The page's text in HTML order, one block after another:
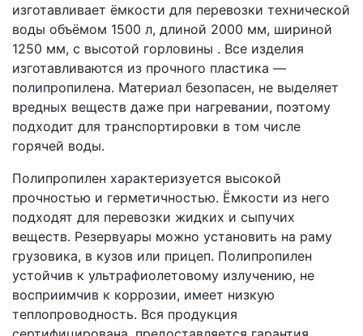
изготавливает ёмкости для перевозки технической
воды объёмом 1500 л, длиной 2000 мм, шириной
1250 мм, с высотой горловины . Все изделия
изготавливаются из прочного пластика —
полипропилена. Материал безопасен, не выделяет
вредных веществ даже при нагревании, поэтому
подходит для транспортировки в том числе
горячей воды.
Полипропилен характеризуется высокой
прочностью и герметичностью. Ёмкости из него
подходят для перевозки жидких и сыпучих
веществ. Резервуары можно установить на раму
грузовика, в кузов или прицеп. Полипропилен
устойчив к ультрафиолетовому излучению, не
восприимчив к коррозии, имеет низкую
теплопроводность. Вся продукция